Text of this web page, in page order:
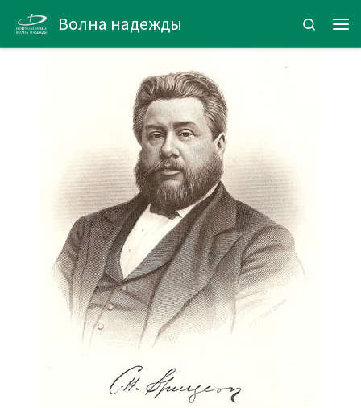
Zum Inhalt springen
Волна надежды Search